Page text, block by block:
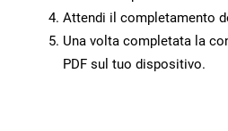
Attendi il completamento
Una volta completata la
PDF sul tuo dispositivo.